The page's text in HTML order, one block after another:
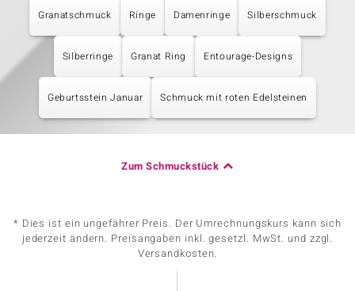
Granatschmuck Ringe Damenringe Silberschmuck
Silberringe Granat Ring Entourage-Designs
Geburtsstein Januar Schmuck mit roten Edelsteinen
Zum Schmuckstück
* Dies ist ein ungefährer Preis. Der Umrechnungskurs kann sich
jederzeit ändern. Preisangaben inkl. gesetzl. MwSt. und zzgl.
Versandkosten.